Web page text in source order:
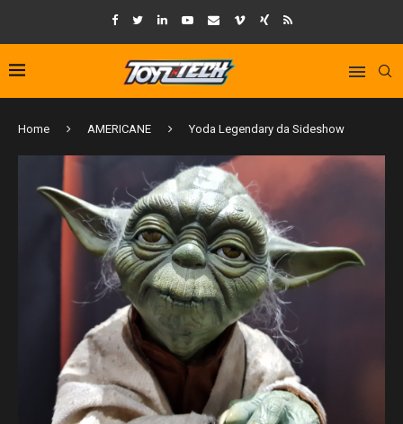
Home AMERICANE Yoda Legendary da Sideshow